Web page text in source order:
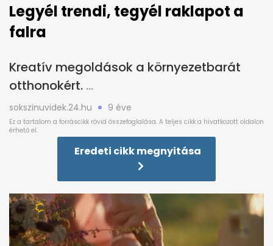
Legyél trendi, tegyél raklapot a
falra
Kreatív megoldások a környezetbarát
otthonokért.
sokszinuvidek.24.hu 9 éve
Eredeti cikk megnyitása